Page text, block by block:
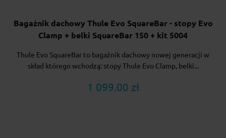
Bagażnik dachowy Thule Evo SquareBar - stopy Evo
Clamp + belki SquareBar 150 + kit 5004
Thule Evo SquareBar to bagażnik dachowy nowej generacji w
skład którego wchodzą: stopy Thule Evo Clamp, belki...
1 099.00 zł